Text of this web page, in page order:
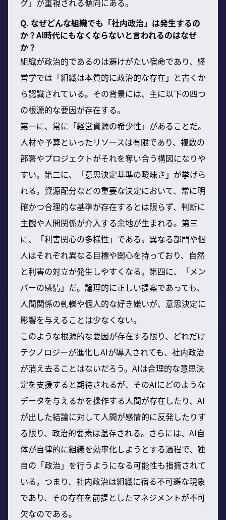
Q. なぜどんな組織でも「社内政治」は発生するの
か？AI時代にもなくならないと言われるのはなぜ
か？
組織が政治的であるのは避けがたい宿命であり、経
営学では「組織は本質的に政治的な存在」と古くか
ら認識されている。その背景には、主に以下の四つ
の根源的な要因が存在する。
第一に、常に「経営資源の希少性」があることだ。
人材や予算といったリソースは有限であり、複数の
部署やプロジェクトがそれを奪い合う構図になりや
すい。第二に、「意思決定基準の曖昧さ」が挙げら
れる。資源配分などの重要な決定において、常に明
確かつ合理的な基準が存在するとは限らず、判断に
主観や人間関係が介入する余地が生まれる。第三
に、「利害関心の多様性」である。異なる部門や個
人はそれぞれ異なる目標や関心を持っており、自然
と利害の対立が発生しやすくなる。第四に、「メン
バーの感情」だ。論理的に正しい提案であっても、
人間関係の軋轢や個人的な好き嫌いが、意思決定に
影響を与えることは少なくない。
このような根源的な要因が存在する限り、どれだけ
テクノロジーが進化しAIが導入されても、社内政治
が消え去ることはないだろう。AIは合理的な意思決
定を支援すると期待されるが、そのAIにどのような
データを与えるかを操作する人間が存在したり、AI
が出した結論に対して人間が感情的に反発したりす
る限り、政治的要素は温存される。さらには、AI自
体が自律的に組織を効率化しようとする過程で、独
自の「政治」を行うようになる可能性も指摘されて
いる。つまり、社内政治は組織に宿る不可避な現象
であり、その存在を前提としたマネジメントが不可
欠なのである。